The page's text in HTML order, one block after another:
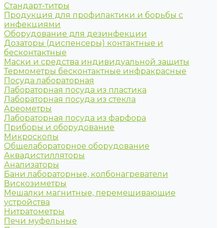
Стандарт-титры
Продукция для профилактики и борьбы с
инфекциями
Оборудование для дезинфекции
Дозаторы (диспенсеры) контактные и
бесконтактные
Маски и средства индивидуальной защиты
Термометры бесконтактные инфракрасные
Посуда лабораторная
Лабораторная посуда из пластика
Лабораторная посуда из стекла
Ареометры
Лабораторная посуда из фарфора
Приборы и оборудование
Микроскопы
Общелабораторное оборудование
Аквадистилляторы
Анализаторы
Бани лабораторные, колбонагреватели
Вискозиметры
Мешалки магнитные, перемешивающие
устройства
Нитратометры
Печи муфельные